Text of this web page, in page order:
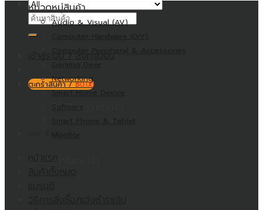
ค้นหา:
ตะกร้าสินค้า /฿0.00
ไม่มีสินค้าในตะกร้า
หมวดหมู่สินค้า
Audio & Visual (AV)
Networking
Smart Home Device
Software